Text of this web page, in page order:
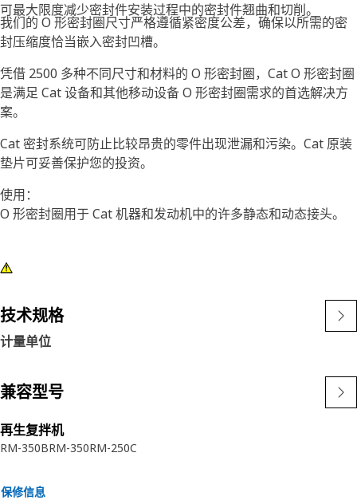
可最大限度减少密封件安装过程中的密封件翘曲和切削。
我们的 O 形密封圈尺寸严格遵循紧密度公差，确保以所需的密
封压缩度恰当嵌入密封凹槽。
凭借 2500 多种不同尺寸和材料的 O 形密封圈，Cat O 形密封圈
是满足 Cat 设备和其他移动设备 O 形密封圈需求的首选解决方
案。
Cat 密封系统可防止比较昂贵的零件出现泄漏和污染。Cat 原装
垫片可妥善保护您的投资。
使用：
O 形密封圈用于 Cat 机器和发动机中的许多静态和动态接头。
技术规格
计量单位
兼容型号
再生复拌机
RM-350BRM-350RM-250C
保修信息